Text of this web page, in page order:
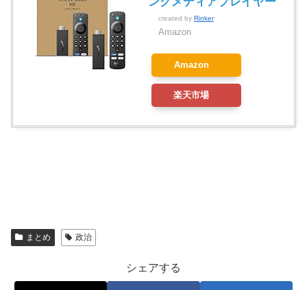
created by Rinker
Amazon
Amazon
楽天市場
まとめ 政治
シェアする